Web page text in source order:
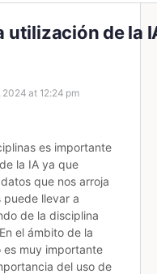
utilización de la
2024 at 12:24 pm
es importante
la IA ya que
que nos arroja
puede llevar a
de la disciplina
el ámbito de la
es muy importante
del uso de